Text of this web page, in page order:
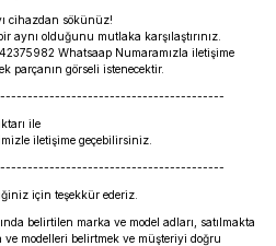
cihazdan sökünüz!
olduğunu mutlaka karşılaştırınız.
Whatsaap Numaramızla iletişime
parçanın görseli istenecektir.
ile
iletişime geçebilirsiniz.
için teşekkür ederiz.
belirtilen marka ve model adları, satılmakta
modelleri belirtmek ve müşteriyi doğru